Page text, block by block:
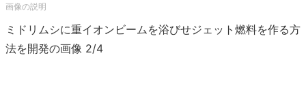
ミドリムシに重イオンビームを浴びせジェット燃料を作る方
法を開発の画像 2/4